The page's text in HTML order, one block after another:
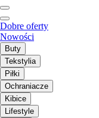
Dobre oferty
Nowości
Buty
Tekstylia
Piłki
Ochraniacze
Kibice
Lifestyle